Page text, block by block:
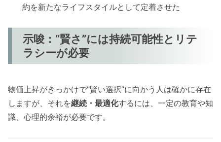
約を新たなライフスタイルとして定着させた
示唆：“賢さ”には持続可能性とリテ
ラシーが必要
物価上昇がきっかけで“賢い選択”に向かう人は確かに存在
しますが、それを継続・最適化するには、一定の教育や知
識、心理的余裕が必要です。